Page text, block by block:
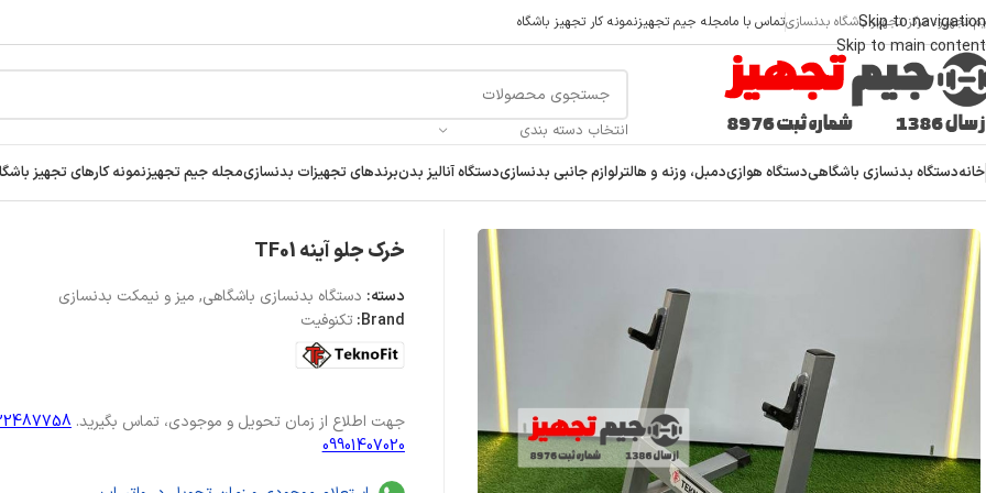
Skip to navigation
Skip to main content
تجهیز، مرکز تجهیز باشگاه بدنسازیتماس با مامجله جیم تجهیزنمونه کار تجهیز باشگاه
انتخاب دسته بندی
خانهدستگاه بدنسازی باشگاهیدستگاه هوازیدمبل، وزنه و هالترلوازم جانبی بدنسازیدستگاه آنالیز بدنبرندهای تجهیزات بدنسازیمجله جیم تجهیزنمونه کارهای تجهیز
خرک جلو آینه TF01
دسته: دستگاه بدنسازی باشگاهی, میز و نیمکت بدنسازی
Brand: تکنوفیت
جهت اطلاع از زمان تحویل و موجودی، تماس بگیرید.
09901407020